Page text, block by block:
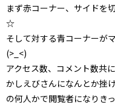
まず赤コーナー、サイドを
☆
そして対する青コーナーが
(>_<)
アクセス数、コメント数共
かしえびさんになんとか挫
の何人かで閲覧者になりき